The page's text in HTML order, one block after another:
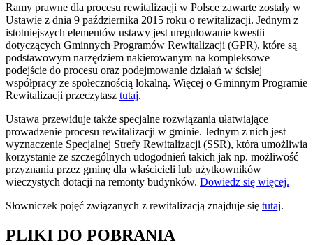
Ramy prawne dla procesu rewitalizacji w Polsce zawarte zostały w
Ustawie z dnia 9 października 2015 roku o rewitalizacji. Jednym z
istotniejszych elementów ustawy jest uregulowanie kwestii
dotyczących Gminnych Programów Rewitalizacji (GPR), które są
podstawowym narzędziem nakierowanym na kompleksowe
podejście do procesu oraz podejmowanie działań w ścisłej
współpracy ze społecznością lokalną. Więcej o Gminnym Programie
Rewitalizacji przeczytasz tutaj.
Ustawa przewiduje także specjalne rozwiązania ułatwiające
prowadzenie procesu rewitalizacji w gminie. Jednym z nich jest
wyznaczenie Specjalnej Strefy Rewitalizacji (SSR), która umożliwia
korzystanie ze szczególnych udogodnień takich jak np. możliwość
przyznania przez gminę dla właścicieli lub użytkowników
wieczystych dotacji na remonty budynków. Dowiedz się więcej.
Słowniczek pojęć związanych z rewitalizacją znajduje się tutaj.
PLIKI DO POBRANIA